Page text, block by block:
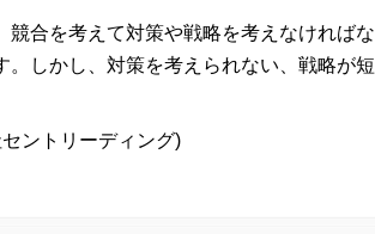
合を考えて対策や戦略を考えなければ
。しかし、対策を考えられない、戦略
ントリーディング)